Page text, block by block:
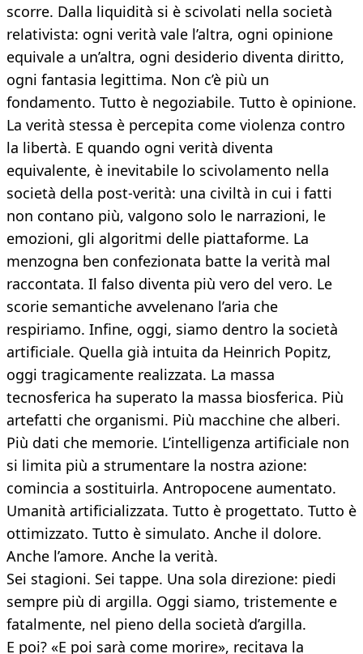
scorre. Dalla liquidità si è scivolati nella società
relativista: ogni verità vale l’altra, ogni opinione
equivale a un’altra, ogni desiderio diventa diritto,
ogni fantasia legittima. Non c’è più un
fondamento. Tutto è negoziabile. Tutto è opinione.
La verità stessa è percepita come violenza contro
la libertà. E quando ogni verità diventa
equivalente, è inevitabile lo scivolamento nella
società della post-verità: una civiltà in cui i fatti
non contano più, valgono solo le narrazioni, le
emozioni, gli algoritmi delle piattaforme. La
menzogna ben confezionata batte la verità mal
raccontata. Il falso diventa più vero del vero. Le
scorie semantiche avvelenano l’aria che
respiriamo. Infine, oggi, siamo dentro la società
artificiale. Quella già intuita da Heinrich Popitz,
oggi tragicamente realizzata. La massa
tecnosferica ha superato la massa biosferica. Più
artefatti che organismi. Più macchine che alberi.
Più dati che memorie. L’intelligenza artificiale non
si limita più a strumentare la nostra azione:
comincia a sostituirla. Antropocene aumentato.
Umanità artificializzata. Tutto è progettato. Tutto è
ottimizzato. Tutto è simulato. Anche il dolore.
Anche l’amore. Anche la verità.
Sei stagioni. Sei tappe. Una sola direzione: piedi
sempre più di argilla. Oggi siamo, tristemente e
fatalmente, nel pieno della società d’argilla.
E poi? «E poi sarà come morire», recitava la